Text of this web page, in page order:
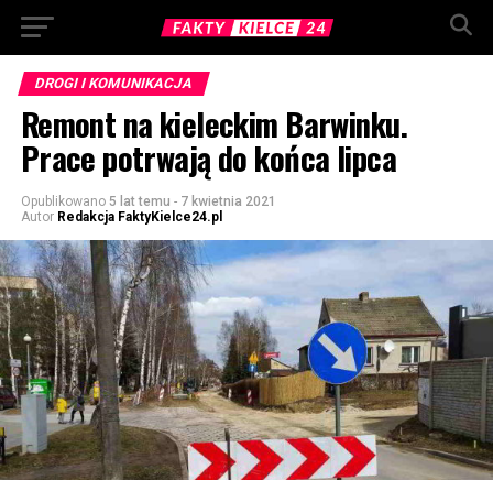
DROGI I KOMUNIKACJA
Remont na kieleckim Barwinku.
Prace potrwają do końca lipca
Opublikowano 5 lat temu - 7 kwietnia 2021
Autor Redakcja FaktyKielce24.pl